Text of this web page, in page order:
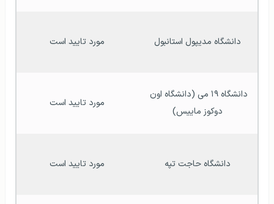
دانشگاه مدیپول استانبول مورد تایید است
دوکوز ماییس)
مورد تایید است
دانشگاه حاجت تپه مورد تایید است